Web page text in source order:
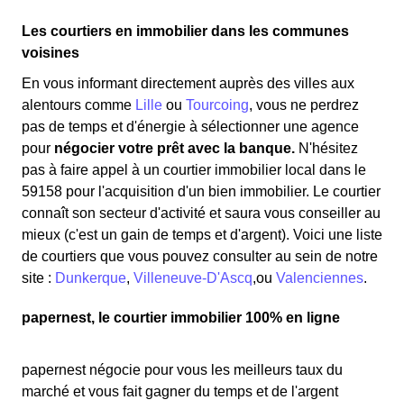
Les courtiers en immobilier dans les communes
voisines
En vous informant directement auprès des villes aux
alentours comme Lille ou Tourcoing, vous ne perdrez
pas de temps et d'énergie à sélectionner une agence
pour négocier votre prêt avec la banque. N'hésitez
pas à faire appel à un courtier immobilier local dans le
59158 pour l'acquisition d'un bien immobilier. Le courtier
connaît son secteur d'activité et saura vous conseiller au
mieux (c'est un gain de temps et d'argent). Voici une liste
de courtiers que vous pouvez consulter au sein de notre
site : Dunkerque, Villeneuve-D'Ascq,ou Valenciennes.
papernest, le courtier immobilier 100% en ligne
papernest négocie pour vous les meilleurs taux du
marché et vous fait gagner du temps et de l'argent